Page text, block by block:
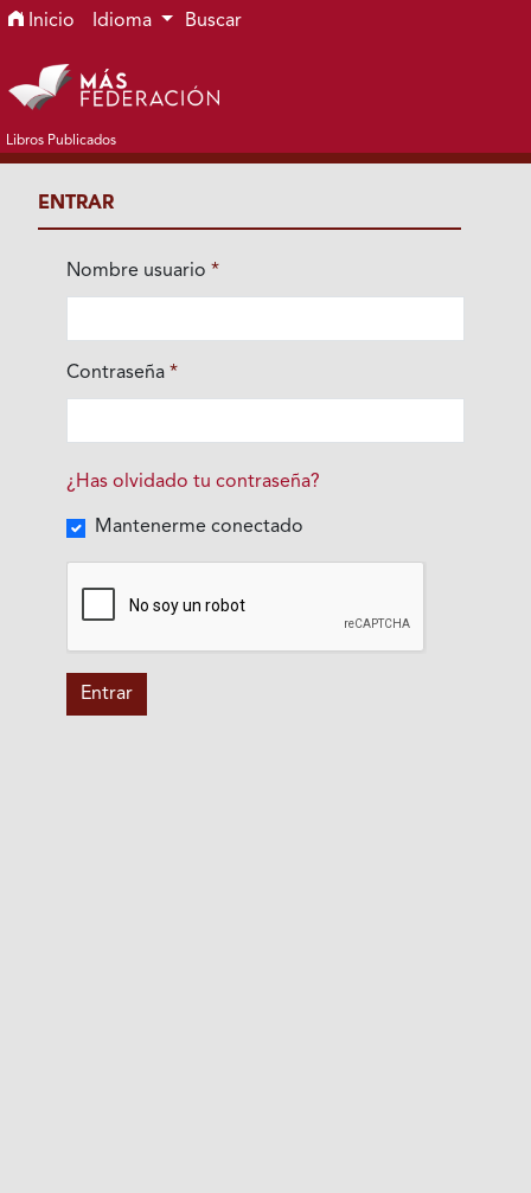
Ir al menú de navegación principal
Ir al contenido principal
Ir al pie de página del sitio
Inicio Idioma Buscar
Libros Publicados
ENTRAR
Nombre usuario*
Obligatorio
Contraseña*
Obligatorio
¿Has olvidado tu contraseña?
Mantenerme conectado
Entrar